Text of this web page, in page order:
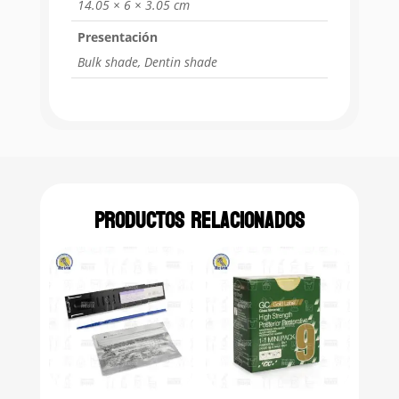
14.05 × 6 × 3.05 cm
Presentación
Bulk shade, Dentin shade
Productos relacionados